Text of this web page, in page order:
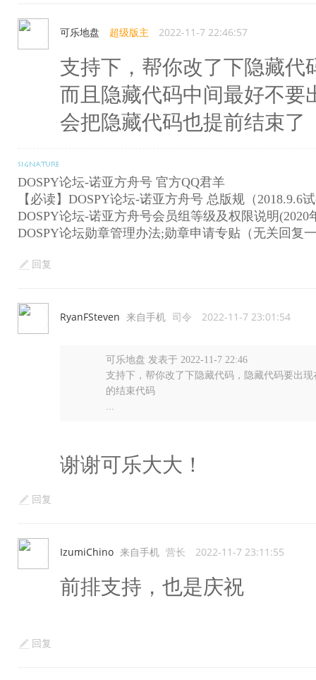
可乐地盘 超级版主 2022-11-7 22:46:57
支持下，帮你改了下隐藏代
而且隐藏代码中间最好不要
会把隐藏代码也提前结束了
DOSPY论坛-诺亚方舟号 官方QQ君羊
【必读】DOSPY论坛-诺亚方舟号 总版规（2018.9.6
DOSPY论坛-诺亚方舟号会员组等级及权限说明(2020
DOSPY论坛勋章管理办法;勋章申请专贴（无关回复
回复
RyanFSteven 来自手机 司令 2022-11-7 23:01:54
可乐地盘 发表于 2022-11-7 22:46
支持下，帮你改了下隐藏代码，隐藏代码要出
的结束代码
...
谢谢可乐大大！
回复
IzumiChino 来自手机 营长 2022-11-7 23:11:55
前排支持，也是庆祝
回复